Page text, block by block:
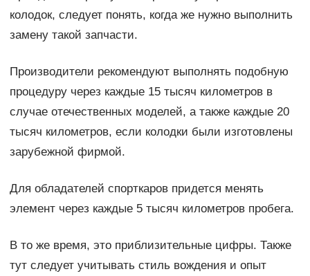
колодок, следует понять, когда же нужно выполнить
замену такой запчасти.
Производители рекомендуют выполнять подобную
процедуру через каждые 15 тысяч километров в
случае отечественных моделей, а также каждые 20
тысяч километров, если колодки были изготовлены
зарубежной фирмой.
Для обладателей спорткаров придется менять
элемент через каждые 5 тысяч километров пробега.
В то же время, это приблизительные цифры. Также
тут следует учитывать стиль вождения и опыт